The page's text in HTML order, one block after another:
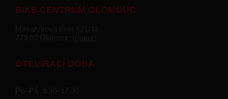
BIKE CENTRUM OLOMOUC
OTEVÍRACÍ DOBA